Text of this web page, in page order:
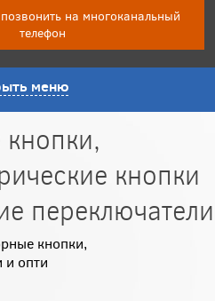
на многоканальный
телефон
меню
кнопки
переключатели
кнопки,
и опти